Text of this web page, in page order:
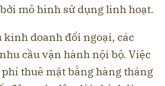
mô hình sử dụng linh hoạt.
kinh doanh đối ngoại, các
cầu vận hành nội bộ. Việc
thuê mặt bằng hàng tháng